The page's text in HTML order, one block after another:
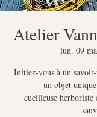
Atelier
lun. 09
Initiez-vous à un
un objet
cueilleuse herboriste